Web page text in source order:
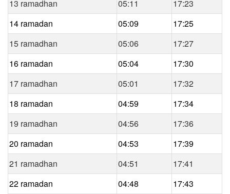
13 ramadhan
05:11
17:23
14 ramadan
05:09
17:25
15 ramadhan
05:06
17:27
16 ramadan
05:04
17:30
17 ramadhan
05:01
17:32
18 ramadan
04:59
17:34
19 ramadhan
04:56
17:36
20 ramadan
04:53
17:39
21 ramadhan
04:51
17:41
22 ramadan
04:48
17:43